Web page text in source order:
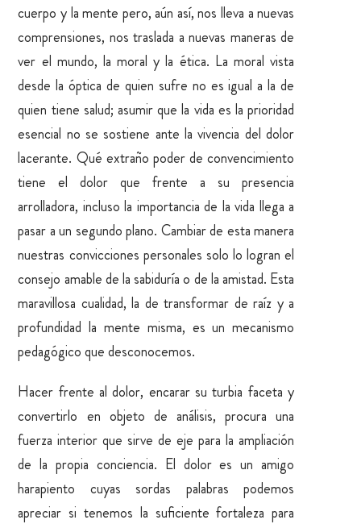
cuerpo y la mente pero, aún así, nos lleva a nuevas
comprensiones, nos traslada a nuevas maneras de
ver el mundo, la moral y la ética. La moral vista
desde la óptica de quien sufre no es igual a la de
quien tiene salud; asumir que la vida es la prioridad
esencial no se sostiene ante la vivencia del dolor
lacerante. Qué extraño poder de convencimiento
tiene el dolor que frente a su presencia
arrolladora, incluso la importancia de la vida llega a
pasar a un segundo plano. Cambiar de esta manera
nuestras convicciones personales solo lo logran el
consejo amable de la sabiduría o de la amistad. Esta
maravillosa cualidad, la de transformar de raíz y a
profundidad la mente misma, es un mecanismo
pedagógico que desconocemos.
Hacer frente al dolor, encarar su turbia faceta y
convertirlo en objeto de análisis, procura una
fuerza interior que sirve de eje para la ampliación
de la propia conciencia. El dolor es un amigo
harapiento cuyas sordas palabras podemos
apreciar si tenemos la suficiente fortaleza para